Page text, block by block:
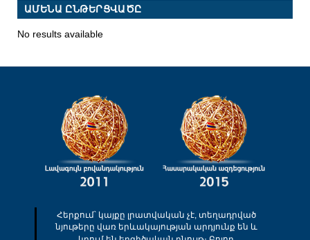
ԱՄԵՆԱ ԸՆԹԵՐՑՎԱԾԸ
No results available
Հերքում՝ կայքը լրատվական չէ, տեղադրված
նյութերը վառ երևակայության արդյունք են և